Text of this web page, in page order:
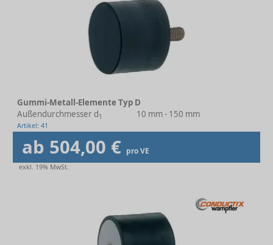
Gummi-Metall-Elemente Typ D
Außendurchmesser d1 10 mm - 150 mm
Artikel: 41
ab 504,00 € pro VE
exkl. 19% MwSt.